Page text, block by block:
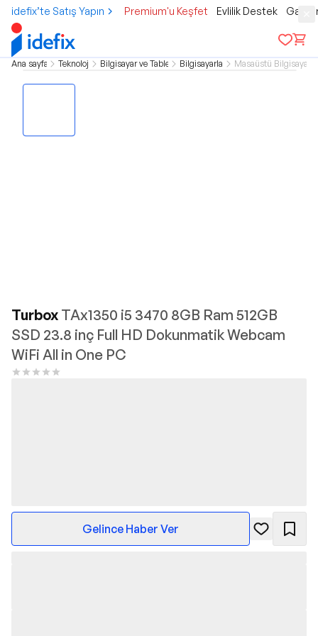
idefix’te Satış Yapın Premium'u Keşfet Evlilik Destek
Ana sayfa Teknoloji Bilgisayar ve Tablet Bilgisayarlar Masaüstü Bilgisayar
Turbox TAx1350 i5 3470 8GB Ram 512GB
SSD 23.8 inç Full HD Dokunmatik Webcam
WiFi All in One PC
Gelince Haber Ver